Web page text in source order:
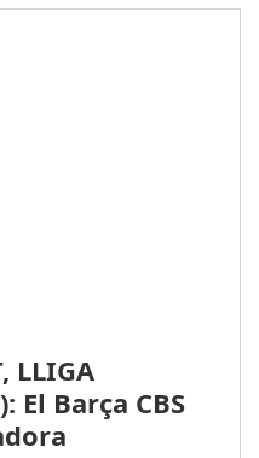
LLIGA
El Barça CBS